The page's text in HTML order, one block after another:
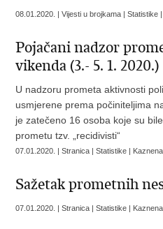
08.01.2020. | Vijesti u brojkama | Statistike
Pojačani nadzor
vikenda (3.- 5. 1. 2020.)
U nadzoru prometa aktivnosti
usmjerene prema počiniteljima
je zatečeno 16 osoba koje su
prometu tzv. „recidivisti“
07.01.2020. | Stranica | Statistike |
Sažetak prometnih
07.01.2020. | Stranica | Statistike |